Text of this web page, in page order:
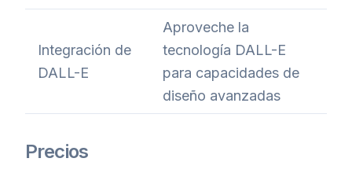
Integración de
DALL-E
Aproveche la
tecnología DALL-E
para capacidades de
diseño avanzadas
Precios